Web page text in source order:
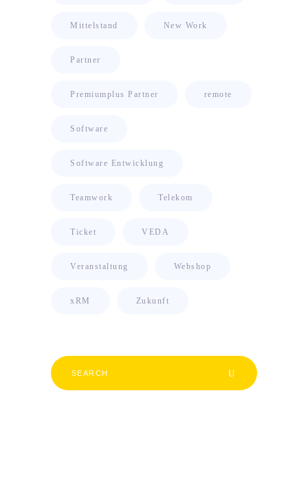
Mittelstand New Work
Partner
Premiumplus Partner remote
Software
Software Entwicklung
Teamwork Telekom
Ticket VEDA
Veranstaltung Webshop
xRM Zukunft